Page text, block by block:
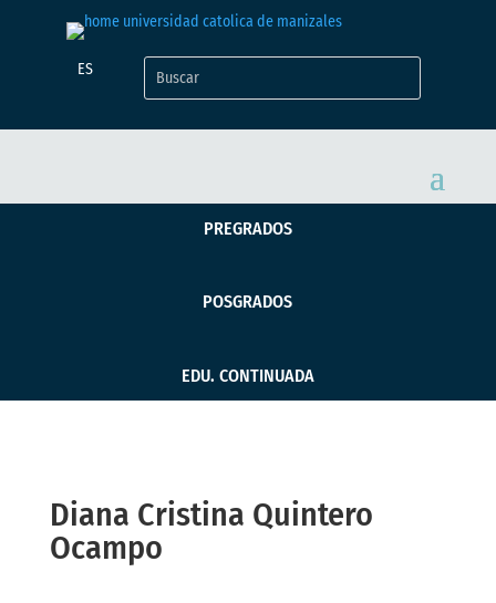
ES
PREGRADOS
POSGRADOS
EDU. CONTINUADA
Diana Cristina Quintero
Ocampo